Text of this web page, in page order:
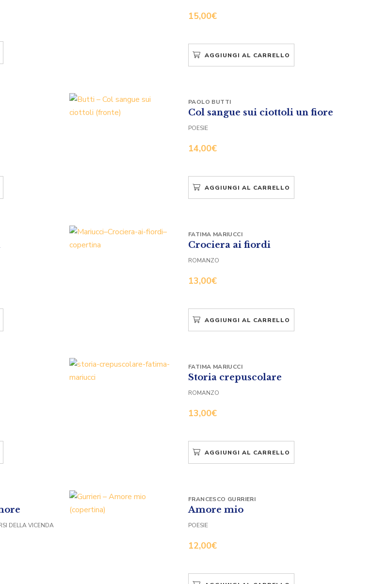
15,00€
AGGIUNGI AL CARRELLO
Col sangue sui ciottoli un fiore
14,00€
PAOLO BUTTI
POESIE
AGGIUNGI AL CARRELLO
Crociera ai fiordi
13,00€
FATIMA MARIUCCI
ROMANZO
AGGIUNGI AL CARRELLO
Storia crepuscolare
13,00€
FATIMA MARIUCCI
ROMANZO
AGGIUNGI AL CARRELLO
DELLA VICENDA
Amore mio
12,00€
FRANCESCO GURRIERI
POESIE